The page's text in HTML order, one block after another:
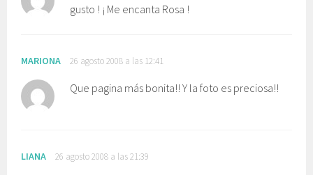
gusto ! ¡ Me encanta Rosa !
MARIONA 26 agosto 2008 a las 12:41
Que pagina más bonita!! Y la foto es preciosa!!
LIANA 26 agosto 2008 a las 21:39